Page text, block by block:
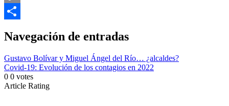
Copy
Navegación de entradas
Gustavo Bolívar y Miguel Ángel del Río… ¿alcaldes?
Covid-19: Evolución de los contagios en 2022
0 0 votes
Article Rating